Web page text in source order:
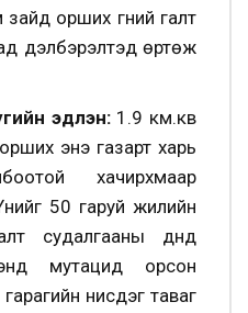
орших гүний галт
дэлбэрэлтэд өртөж
эдлэн:1.9 км.кв
энэ газарт харь
хачирхмаар
50 гаруй жилийн
судалгааны дүнд
мутацид орсон
нисдэг таваг